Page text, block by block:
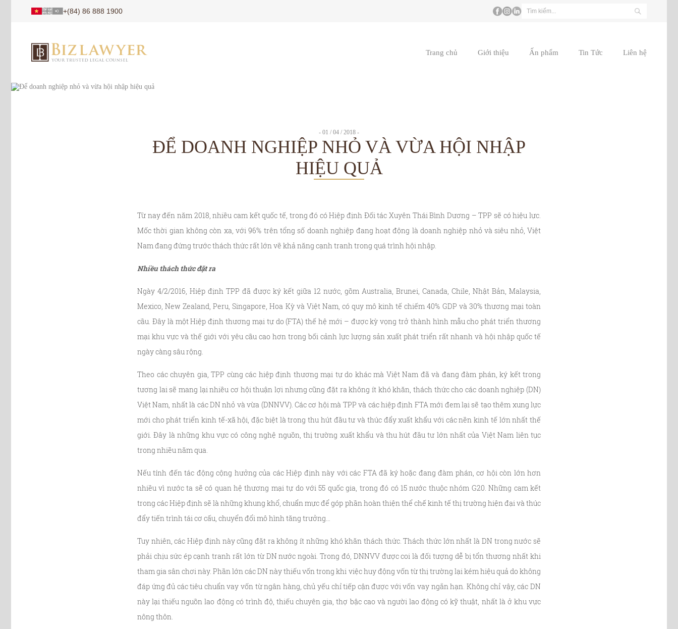
+(84) 86 888 1900
Trang chủ Giới thiệu Ấn phẩm Tin Tức Liên hệ
- 01 / 04 / 2018 -
ĐỂ DOANH NGHIỆP NHỎ VÀ VỪA HỘI NHẬP
HIỆU QUẢ
Từ nay đến năm 2018, nhiều cam kết quốc tế, trong đó có Hiệp định Đối tác Xuyên Thái Bình Dương – TPP sẽ có hiệu lực.
Mốc thời gian không còn xa, với 96% trên tổng số doanh nghiệp đang hoạt động là doanh nghiệp nhỏ và siêu nhỏ, Việt
Nam đang đứng trước thách thức rất lớn về khả năng cạnh tranh trong quá trình hội nhập.
Nhiều thách thức đặt ra
Ngày 4/2/2016, Hiệp định TPP đã được ký kết giữa 12 nước, gồm Australia, Brunei, Canada, Chile, Nhật Bản, Malaysia,
Mexico, New Zealand, Peru, Singapore, Hoa Kỳ và Việt Nam, có quy mô kinh tế chiếm 40% GDP và 30% thương mại toàn
cầu. Đây là một Hiệp định thương mại tự do (FTA) thế hệ mới – được kỳ vọng trở thành hình mẫu cho phát triển thương
mại khu vực và thế giới với yêu cầu cao hơn trong bối cảnh lực lượng sản xuất phát triển rất nhanh và hội nhập quốc tế
ngày càng sâu rộng.
Theo các chuyên gia, TPP cùng các hiệp định thương mại tự do khác mà Việt Nam đã và đang đàm phán, ký kết trong
tương lai sẽ mang lại nhiều cơ hội thuận lợi nhưng cũng đặt ra không ít khó khăn, thách thức cho các doanh nghiệp (DN)
Việt Nam, nhất là các DN nhỏ và vừa (DNNVV). Các cơ hội mà TPP và các hiệp định FTA mới đem lại sẽ tạo thêm xung lực
mới cho phát triển kinh tế-xã hội, đặc biệt là trong thu hút đầu tư và thúc đẩy xuất khẩu với các nền kinh tế lớn nhất thế
giới. Đây là những khu vực có công nghệ nguồn, thị trường xuất khẩu và thu hút đầu tư lớn nhất của Việt Nam liên tục
trong nhiều năm qua.
Nếu tính đến tác động cộng hưởng của các Hiệp định này với các FTA đã ký hoặc đang đàm phán, cơ hội còn lớn hơn
nhiều vì nước ta sẽ có quan hệ thương mại tự do với 55 quốc gia, trong đó có 15 nước thuộc nhóm G20. Những cam kết
trong các Hiệp định sẽ là những khung khổ, chuẩn mực để góp phần hoàn thiện thể chế kinh tế thị trường hiện đại và thúc
đẩy tiến trình tái cơ cấu, chuyển đổi mô hình tăng trưởng…
Tuy nhiên, các Hiệp định này cũng đặt ra không ít những khó khăn thách thức. Thách thức lớn nhất là DN trong nước sẽ
phải chịu sức ép cạnh tranh rất lớn từ DN nước ngoài. Trong đó, DNNVV được coi là đối tượng dễ bị tổn thương nhất khi
tham gia sân chơi này. Phần lớn các DN này thiếu vốn trong khi việc huy động vốn từ thị trường lại kém hiệu quả do không
đáp ứng đủ các tiêu chuẩn vay vốn từ ngân hàng, chủ yếu chỉ tiếp cận được với vốn vay ngắn hạn. Không chỉ vậy, các DN
này lại thiếu nguồn lao động có trình độ, thiếu chuyên gia, thợ bậc cao và người lao động có kỹ thuật, nhất là ở khu vực
nông thôn.